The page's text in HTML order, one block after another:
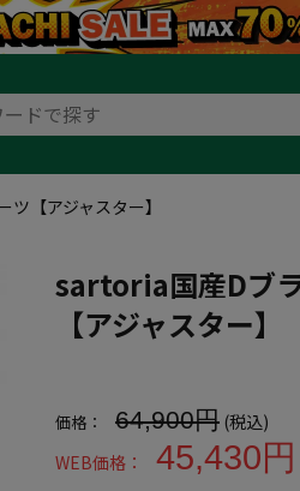
【アジャスター】
sartoria国産Dブ
【アジャスター】
価格： 64,900円 (税込)
WEB価格：
45,430円